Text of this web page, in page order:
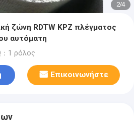
2/4
ζώνη RDTW KPZ πλέγματος
αυτόματη
：1 ρόλος
Επικοινωνήστε